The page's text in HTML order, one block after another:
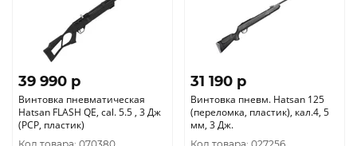
39 990 p
Винтовка пневматическая
Hatsan FLASH QE, cal. 5.5 , 3 Дж
(РСР, пластик)
31 190 p
Винтовка пневм. Hatsan 125
(переломка, пластик), кал.4, 5
мм, 3 Дж.